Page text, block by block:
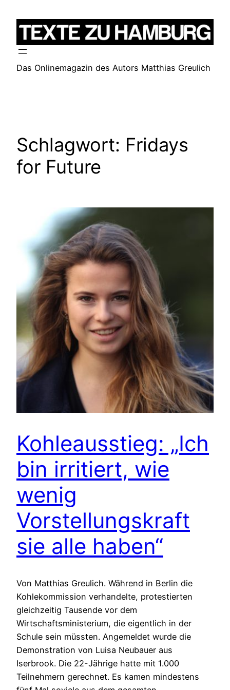
Inhalt
springen
Das Onlinemagazin des Autors Matthias Greulich
Schlagwort: Fridays
for Future
Kohleausstieg: „Ich
bin irritiert, wie
wenig
Vorstellungskraft
sie alle haben“
Von Matthias Greulich. Während in Berlin die
Kohlekommission verhandelte, protestierten
gleichzeitig Tausende vor dem
Wirtschaftsministerium, die eigentlich in der
Schule sein müssten. Angemeldet wurde die
Demonstration von Luisa Neubauer aus
Iserbrook. Die 22-Jährige hatte mit 1.000
Teilnehmern gerechnet. Es kamen mindestens